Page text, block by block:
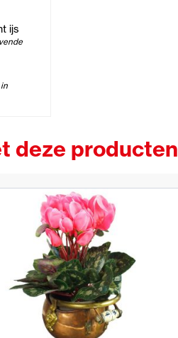
ijs
deze producten